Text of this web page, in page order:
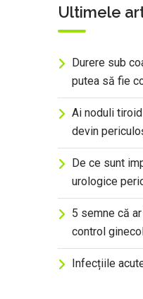
Ultimele
Durere sub
putea să fie
Ai noduli
devin
De ce sunt
urologice
5 semne că
control
Infecțiile